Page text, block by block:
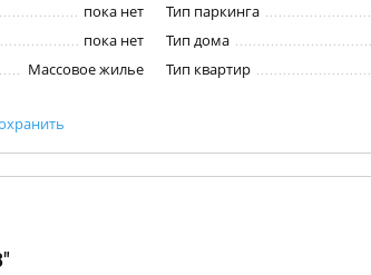
пока нет
пока нет
Массовое жилье
Тип паркинга
Тип дома
Тип квартир